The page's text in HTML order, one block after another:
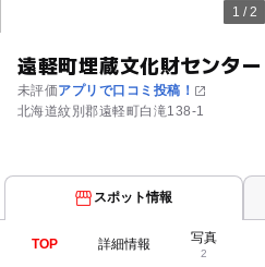
1 / 2
遠軽町埋蔵文化財センター
未評価アプリで口コミ投稿！
北海道紋別郡遠軽町白滝138-1
スポット情報
TOP 詳細情報 写真
2